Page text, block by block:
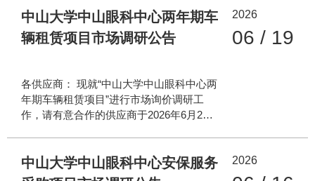
酸碱度、尿葡萄糖、尿蛋
广泛了解当前电梯维保服务市场的资质标
准、服务能力、技术水平及报价体系，同
时收集电梯维修零配件市场价格信息，为
的依据。现将本次调研相关事宜公告如
下，欢迎符合条件的优质服务商积极参
与。 一、项目概况 项目名称：中山大学中
山眼科中心三院区电梯维保服务项目 服务
地点：我中心珠江新城院区、区庄院区、
生物岛院区，具体电梯分布、型号规格、
层站信息详见附件《中山大学中山眼科中
中山大学中山眼科中心两年期车
辆租赁项目市场调研公告
各供应商： 现就“中山大学中山眼科中心两
年期车辆租赁项目”进行市场询价调研工
作，请有意合作的供应商于2026年6月23
附件：两年期车辆租赁报价表，逾期不再
受理。 邮件格式：两年期车辆租赁+公司
2026
06 / 19
中山大学中山眼科中心安保服务
2026